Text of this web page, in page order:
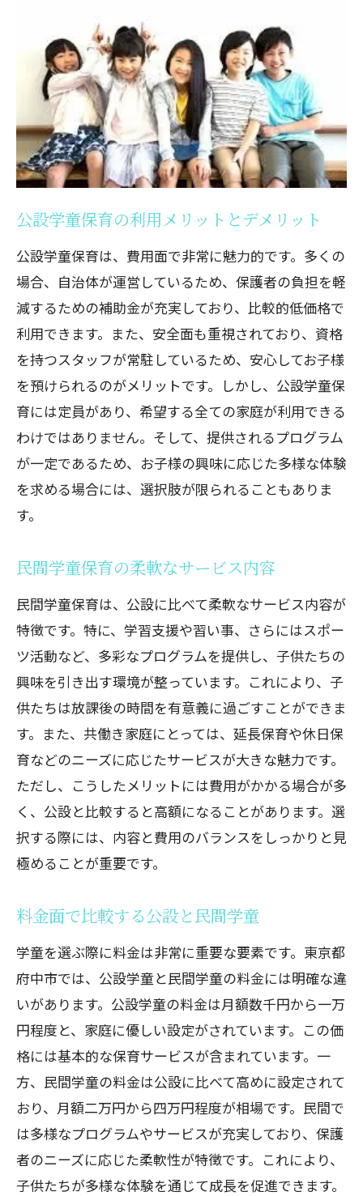
公設学童保育の利用メリットとデメリット
公設学童保育は、費用面で非常に魅力的です。多くの
場合、自治体が運営しているため、保護者の負担を軽
減するための補助金が充実しており、比較的低価格で
利用できます。また、安全面も重視されており、資格
を持つスタッフが常駐しているため、安心してお子様
を預けられるのがメリットです。しかし、公設学童保
育には定員があり、希望する全ての家庭が利用できる
わけではありません。そして、提供されるプログラム
が一定であるため、お子様の興味に応じた多様な体験
を求める場合には、選択肢が限られることもありま
す。
民間学童保育の柔軟なサービス内容
民間学童保育は、公設に比べて柔軟なサービス内容が
特徴です。特に、学習支援や習い事、さらにはスポー
ツ活動など、多彩なプログラムを提供し、子供たちの
興味を引き出す環境が整っています。これにより、子
供たちは放課後の時間を有意義に過ごすことができま
す。また、共働き家庭にとっては、延長保育や休日保
育などのニーズに応じたサービスが大きな魅力です。
ただし、こうしたメリットには費用がかかる場合が多
く、公設と比較すると高額になることがあります。選
択する際には、内容と費用のバランスをしっかりと見
極めることが重要です。
料金面で比較する公設と民間学童
学童を選ぶ際に料金は非常に重要な要素です。東京都
府中市では、公設学童と民間学童の料金には明確な違
いがあります。公設学童の料金は月額数千円から一万
円程度と、家庭に優しい設定がされています。この価
格には基本的な保育サービスが含まれています。一
方、民間学童の料金は公設に比べて高めに設定されて
おり、月額二万円から四万円程度が相場です。民間で
は多様なプログラムやサービスが充実しており、保護
者のニーズに応じた柔軟性が特徴です。これにより、
子供たちが多様な体験を通じて成長を促進できます。